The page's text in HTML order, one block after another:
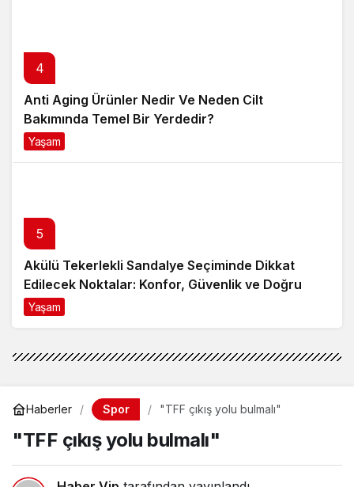
4
Anti Aging Ürünler Nedir Ve Neden Cilt
Bakımında Temel Bir Yerdedir?
Yaşam
5
Akülü Tekerlekli Sandalye Seçiminde Dikkat
Edilecek Noktalar: Konfor, Güvenlik ve Doğru
Model Tercihi
Yaşam
Haberler Spor "TFF çıkış yolu bulmalı"
"TFF çıkış yolu bulmalı"